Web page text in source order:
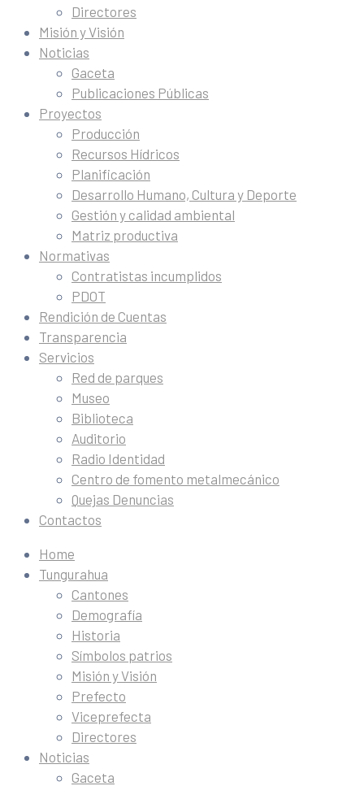
Directores
Misión y Visión
Noticias
Gaceta
Publicaciones Públicas
Proyectos
Producción
Recursos Hídricos
Planificación
Desarrollo Humano, Cultura y Deporte
Gestión y calidad ambiental
Matriz productiva
Normativas
Contratistas incumplidos
PDOT
Rendición de Cuentas
Transparencia
Servicios
Red de parques
Museo
Biblioteca
Auditorio
Radio Identidad
Centro de fomento metalmecánico
Quejas Denuncias
Contactos
Home
Tungurahua
Cantones
Demografía
Historia
Símbolos patrios
Misión y Visión
Prefecto
Viceprefecta
Directores
Noticias
Gaceta